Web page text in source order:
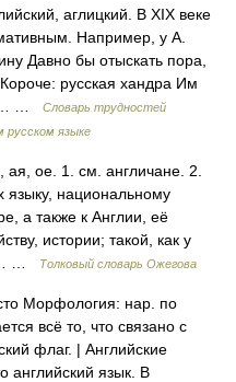
аглицкий. В XIX веке
Например, у А.
Давно бы отыскать пора,
русская хандра Им
…
Словарь трудностей
русском языке
ое. 1. см. англичане. 2.
языку, национальному
а также к Англии, её
истории; такой, как у
…
Толковый словарь Ожегова
Морфология: нар. по
всё то, что связано с
флаг. | Английские
английский язык. В